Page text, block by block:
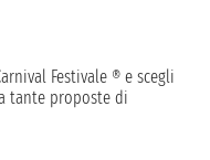
Festivale ® e scegli
tante proposte di